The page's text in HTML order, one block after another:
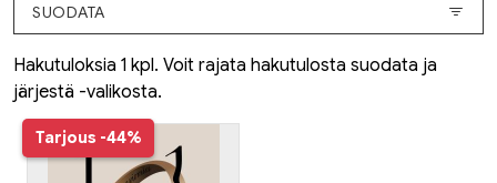
SUODATA
Hakutuloksia 1 kpl. Voit rajata hakutulosta suodata ja
järjestä -valikosta.
Tarjous -44%